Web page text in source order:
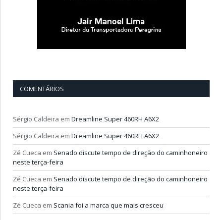
COMENTÁRIOS
Sérgio Caldeira em Dreamline Super 460RH A6X2
Sérgio Caldeira em Dreamline Super 460RH A6X2
Zé Cueca em Senado discute tempo de direção do caminhoneiro
neste terça-feira
Zé Cueca em Senado discute tempo de direção do caminhoneiro
neste terça-feira
Zé Cueca em Scania foi a marca que mais cresceu